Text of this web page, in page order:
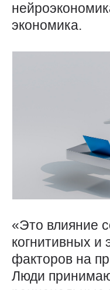
экономика.
«Это влияние
когнитивных
факторов на
Люди